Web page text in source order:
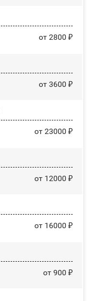
от 2800 ₽
от 3600 ₽
от 23000 ₽
от 12000 ₽
от 16000 ₽
от 900 ₽